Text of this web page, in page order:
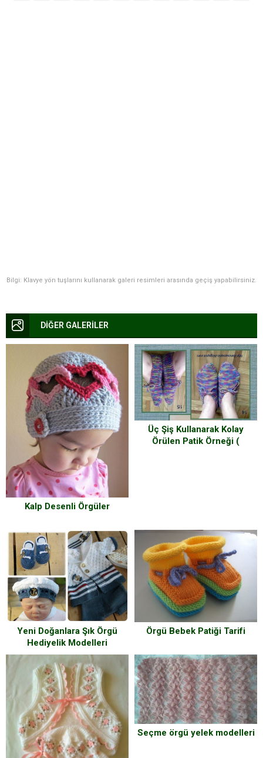
Bilgi: Klavye yön tuşlarını kullanarak galeri resimleri arasında geçiş yapabilirsiniz.
DİĞER GALERİLER
Kalp Desenli Örgüler
Üç Şiş Kullanarak Kolay
Örülen Patik Örneği (
Yeni Doğanlara Şık Örgü
Hediyelik Modelleri
Örgü Bebek Patiği Tarifi
Seçme örgü yelek modelleri